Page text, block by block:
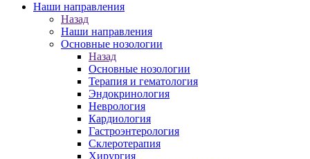
Наши направления
Назад
Наши направления
Основные нозологии
Назад
Основные нозологии
Терапия и гематология
Эндокринология
Неврология
Кардиология
Гастроэнтерология
Склеротерапия
Хирургия